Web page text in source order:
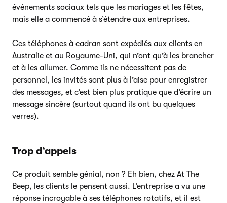
événements sociaux tels que les mariages et les fêtes,
mais elle a commencé à s’étendre aux entreprises.
Ces téléphones à cadran sont expédiés aux clients en
Australie et au Royaume-Uni, qui n’ont qu’à les brancher
et à les allumer. Comme ils ne nécessitent pas de
personnel, les invités sont plus à l’aise pour enregistrer
des messages, et c’est bien plus pratique que d’écrire un
message sincère (surtout quand ils ont bu quelques
verres).
Trop d’appels
Ce produit semble génial, non ? Eh bien, chez At The
Beep, les clients le pensent aussi. L’entreprise a vu une
réponse incroyable à ses téléphones rotatifs, et il est